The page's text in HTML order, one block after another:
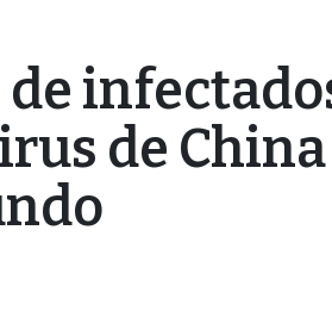
de China